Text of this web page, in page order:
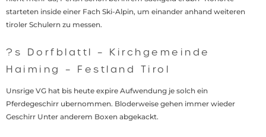
starteten inside einer Fach Ski-Alpin, um einander anhand weiteren
tiroler Schulern zu messen.
?s Dorfblattl – Kirchgemeinde
Haiming – Festland Tirol
Unsrige VG hat bis heute expire Aufwendung je solch ein
Pferdegeschirr ubernommen. Bloderweise gehen immer wieder
Geschirr Unter anderem Boxen abgekackt.